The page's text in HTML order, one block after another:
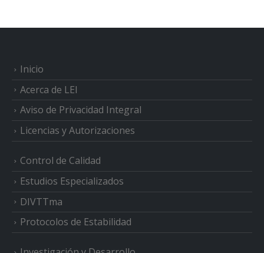
Inicio
Acerca de LEI
Aviso de Privacidad Integral
Licencias y Autorizaciones
Control de Calidad
Estudios Especializados
DIVTTma
Protocolos de Estabilidad